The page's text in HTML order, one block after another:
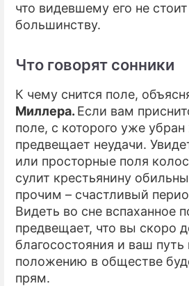
что видевшему его не
большинству.
Что говорят сонники
К чему снится поле,
Миллера. Если вам
поле, с которого уже убран
предвещает неудачи.
или просторные поля
сулит крестьянину
прочим – счастливый
Видеть во сне вспаханное
предвещает, что вы скоро
благосостояния и ваш
положению в обществе
прям.